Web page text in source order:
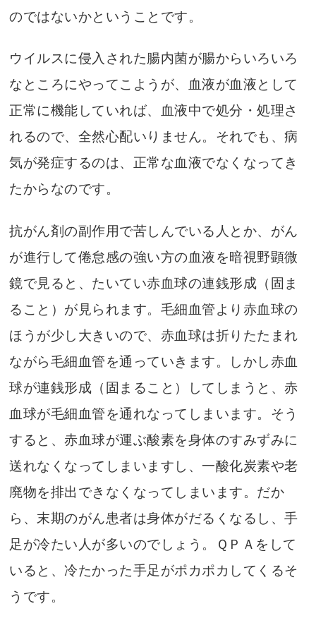
のではないかということです。
ウイルスに侵入された腸内菌が腸からいろいろ
なところにやってこようが、血液が血液として
正常に機能していれば、血液中で処分・処理さ
れるので、全然心配いりません。それでも、病
気が発症するのは、正常な血液でなくなってき
たからなのです。
抗がん剤の副作用で苦しんでいる人とか、がん
が進行して倦怠感の強い方の血液を暗視野顕微
鏡で見ると、たいてい赤血球の連銭形成（固ま
ること）が見られます。毛細血管より赤血球の
ほうが少し大きいので、赤血球は折りたたまれ
ながら毛細血管を通っていきます。しかし赤血
球が連銭形成（固まること）してしまうと、赤
血球が毛細血管を通れなってしまいます。そう
すると、赤血球が運ぶ酸素を身体のすみずみに
送れなくなってしまいますし、一酸化炭素や老
廃物を排出できなくなってしまいます。だか
ら、末期のがん患者は身体がだるくなるし、手
足が冷たい人が多いのでしょう。ＱＰＡをして
いると、冷たかった手足がポカポカしてくるそ
うです。